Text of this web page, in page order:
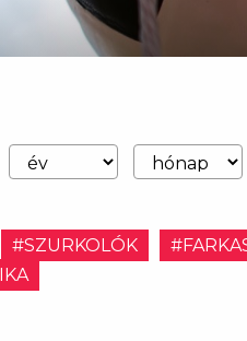
#SZURKOLÓK